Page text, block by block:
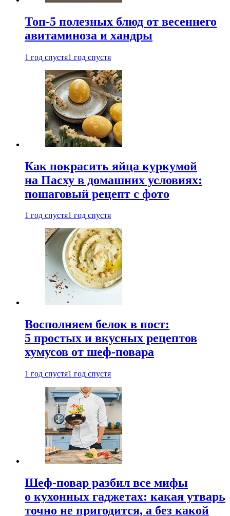
Топ-5 полезных блюд от весеннего
авитаминоза и хандры
1 год спустя1 год спустя
Как покрасить яйца куркумой
на Пасху в домашних условиях:
пошаговый рецепт с фото
1 год спустя1 год спустя
Восполняем белок в пост:
5 простых и вкусных рецептов
хумусов от шеф-повара
1 год спустя1 год спустя
Шеф-повар разбил все мифы
о кухонных гаджетах: какая утварь
точно не пригодится, а без какой